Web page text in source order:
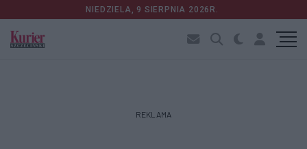
NIEDZIELA, 9 SIERPNIA 2026R.
REKLAMA